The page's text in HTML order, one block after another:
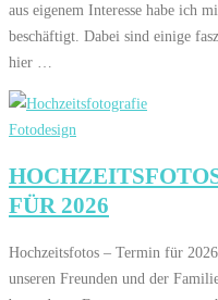
aus eigenem Interesse habe ich
beschäftigt. Dabei sind einige
hier …
Fotodesign
FÜR 2026
Hochzeitsfotos – Termin für
unseren Freunden und der